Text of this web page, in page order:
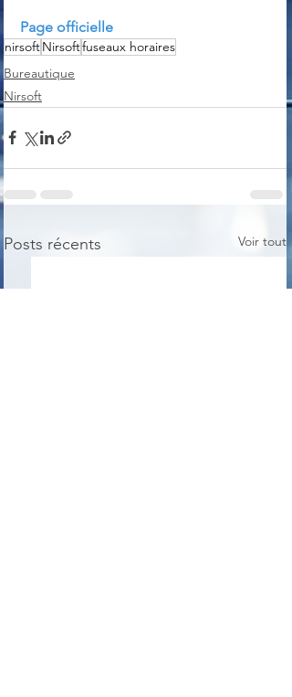
Page officielle
nirsoftNirsoftfuseaux horaires
Bureautique
Nirsoft
Posts récents Voir tout